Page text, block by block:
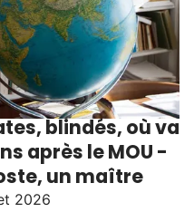
blindés, où va
après le MOU -
un maître
2026